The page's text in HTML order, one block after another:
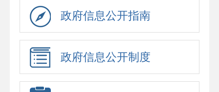
政府信息公开指南
政府信息公开制度